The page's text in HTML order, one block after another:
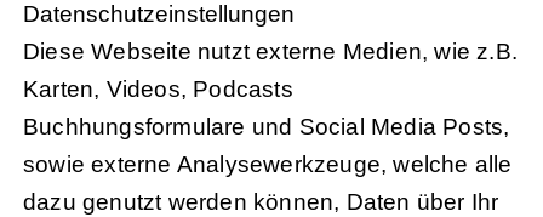
Daten­schutz­ein­stel­lun­gen
Diese Webseite nutzt externe Medien, wie z.B.
Karten, Videos, Podcasts
Buchhungsformulare und Social Media Posts,
sowie externe Analysewerkzeuge, welche alle
dazu genutzt werden können, Daten über Ihr